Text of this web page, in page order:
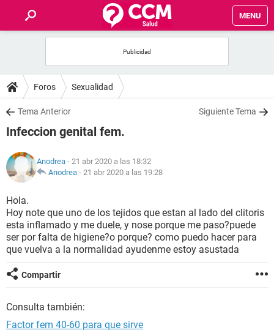
MENU
FOROS
SALUD
NUTRICIÓN
BIENESTAR
SEXUALIDAD
GLOSARIO
Foros Sexualidad
Tema Anterior Siguiente Tema
Infeccion genital fem.
Anodrea - 21 abr 2020 a las 18:32
Anodrea - 21 abr 2020 a las 19:28
Hola.
Hoy note que uno de los tejidos que estan al lado del clitoris
esta inflamado y me duele, y nose porque me paso?puede
ser por falta de higiene?o porque? como puedo hacer para
que vuelva a la normalidad ayudenme estoy asustada
Compartir
Consulta también:
Factor fem 40-60 para que sirve